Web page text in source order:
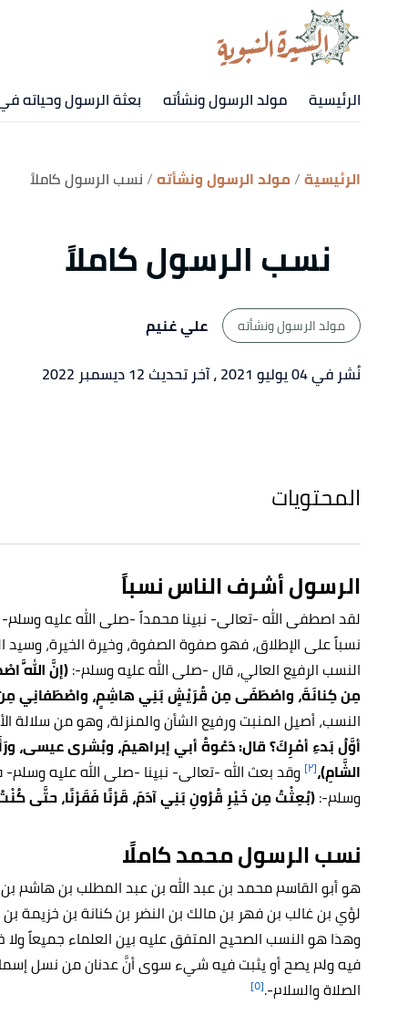
الرئيسية مولد الرسول ونشأته بعثة الرسول وحياته
الرئيسية مولد الرسول ونشأته نسب الرسول كاملاً
نسب الرسول كاملاً
مولد الرسول ونشأته
علي غنيم
نُشر في 04 يوليو 2021
، آخر تحديث 12 ديسمبر 2022
المحتويات
الرسول أشرف الناس نسباً
لقد اصطفى الله -تعالى- نبينا محمداً -صلى الله عليه
نسباً على الإطلاق، فهو صفوة الصفوة، وخيرة الخيرة،
النسب الرفيع العالي، قال -صلى الله عليه وسلم-:(إنَّ اللَّهَ
مِن كِنانَةَ، واصْطَفَى مِن قُرَيْشٍ بَنِي هاشِمٍ، واصْطَفانِي
النسب، أصيل المنبت ورفيع الشأن والمنزلة، وهو من سلالة
أوَّلُ بَدءِ أمْرِكَ؟ قال: دَعْوةُ أبي إبراهيمَ، وبُشرى عيسى،
الشَّامِ)،[٢] وقد بعث الله -تعالى- نبينا -صلى الله عليه
وسلم-:(بُعِثْتُ مِن خَيْرِ قُرُونِ بَنِي آدَمَ، قَرْنًا فَقَرْنًا، حتَّى
نسب الرسول محمد كاملًا
هو أبو القاسم محمد بن عبد الله بن عبد المطلب بن
لؤي بن غالب بن فهر بن مالك بن النضر بن كنانة بن خزيمة
وهذا هو النسب الصحيح المتفق عليه بين العلماء جميعاً
فيه ولم يصح أو يثبت فيه شيء سوى أنَّ عدنان من نسل
الصلاة والسلام-.[٥]